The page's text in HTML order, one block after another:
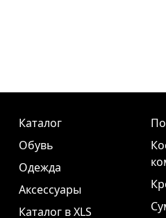
Каталог
Обувь
Одежда
Аксессуары
Каталог в XLS